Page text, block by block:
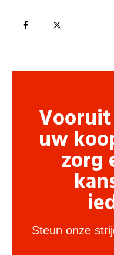
uw
zorg
Steun onze